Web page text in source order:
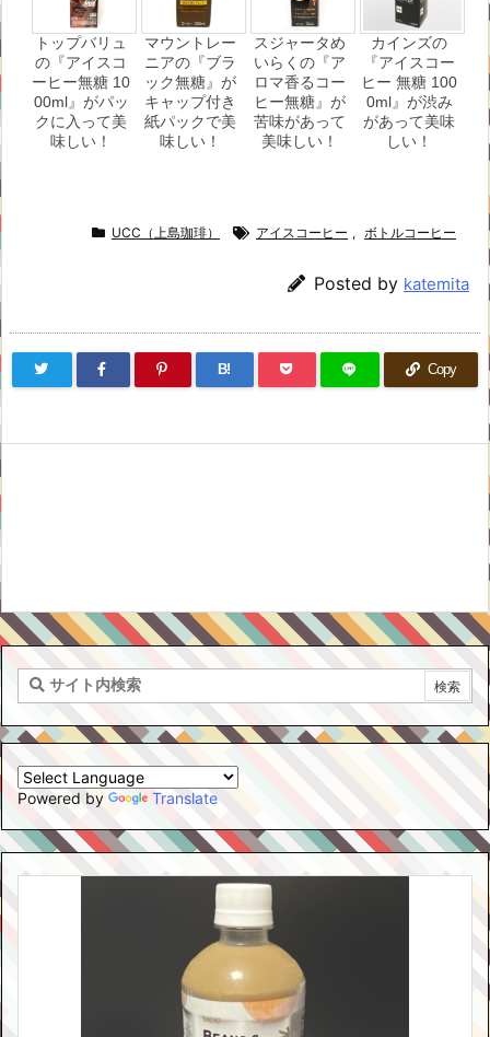
トップバリュ
の『アイスコ
ーヒー無糖 10
00ml』がパッ
クに入って美
味しい！
マウントレー
ニアの『ブラ
ック無糖』が
キャップ付き
紙パックで美
味しい！
スジャータめ
いらくの『ア
ロマ香るコー
ヒー無糖』が
苦味があって
美味しい！
カインズの
『アイスコー
ヒー 無糖 100
0ml』が渋み
があって美味
しい！
UCC（上島珈琲） アイスコーヒー , ボトルコーヒー
Posted by katemita
B! Copy
Powered by Translate